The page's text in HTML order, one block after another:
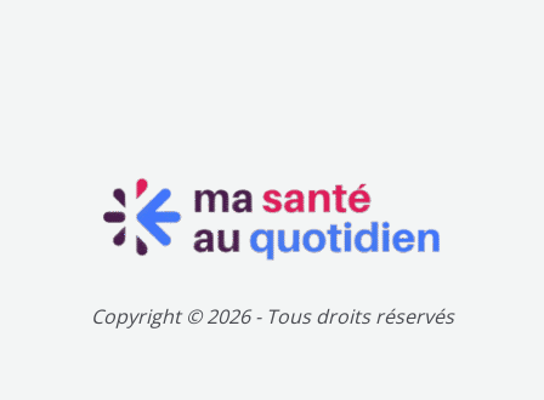
Copyright © 2026 - Tous droits réservés